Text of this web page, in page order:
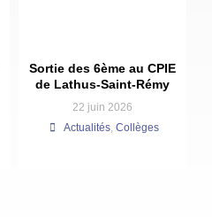
Sortie des 6ème au CPIE
de Lathus-Saint-Rémy
22 juin 2026
Actualités, Collèges